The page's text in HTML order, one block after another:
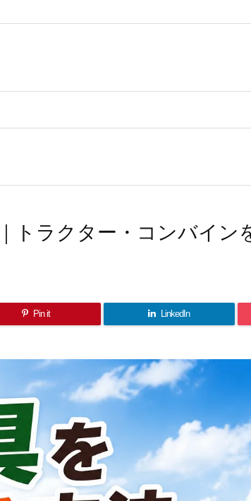
トラクター・コンバイン
Pin it LinkedIn